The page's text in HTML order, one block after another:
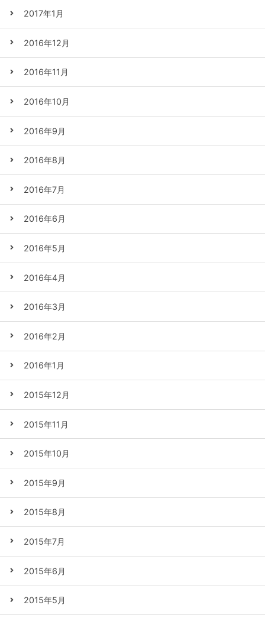
2017年1月
2016年12月
2016年11月
2016年10月
2016年9月
2016年8月
2016年7月
2016年6月
2016年5月
2016年4月
2016年3月
2016年2月
2016年1月
2015年12月
2015年11月
2015年10月
2015年9月
2015年8月
2015年7月
2015年6月
2015年5月